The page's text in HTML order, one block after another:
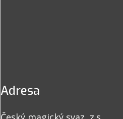
Adresa